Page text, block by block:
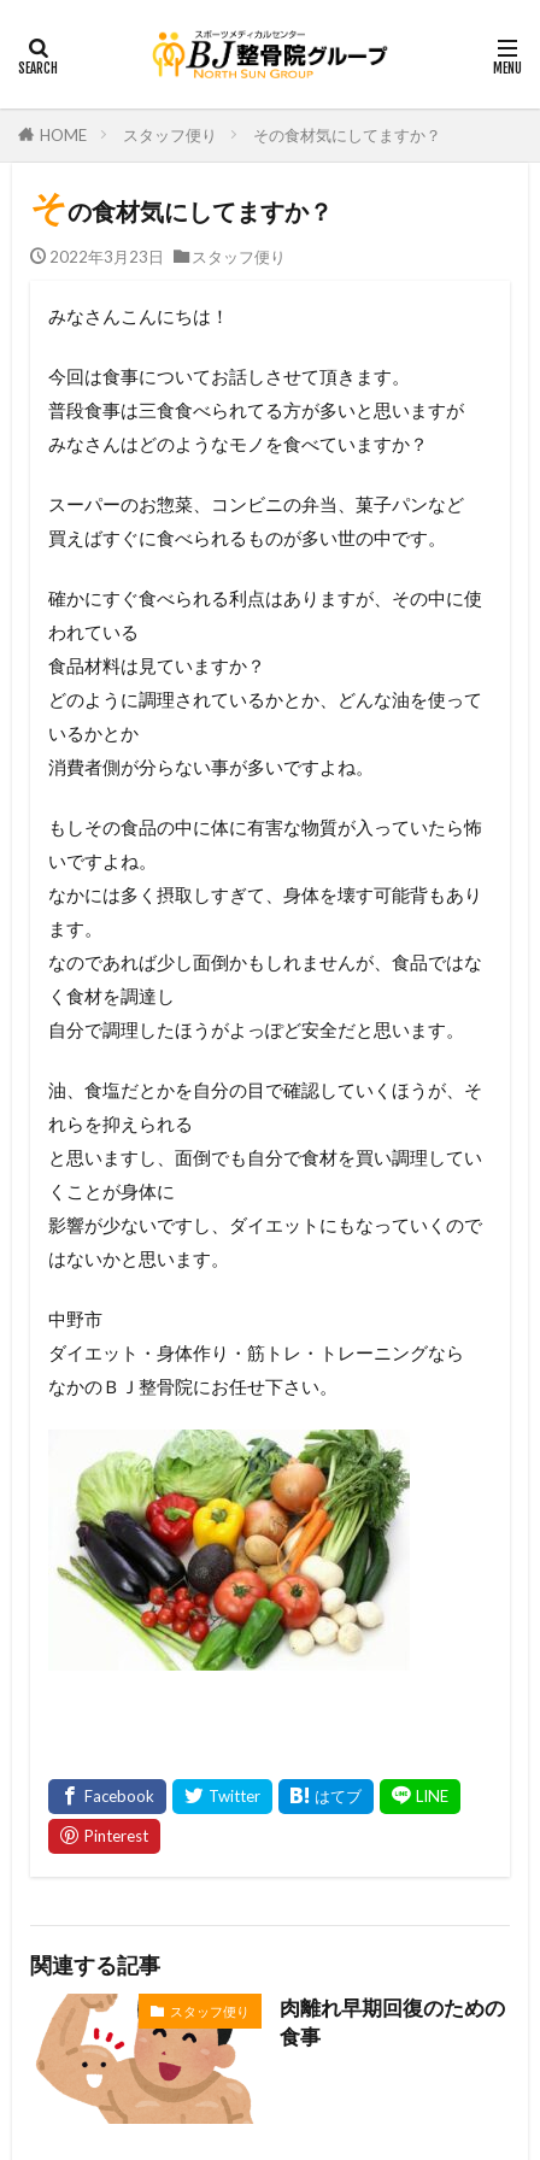
HOME スタッフ便り その食材気にしてますか？
その食材気にしてますか？
2022年3月23日 スタッフ便り
みなさんこんにちは！
今回は食事についてお話しさせて頂きます。
普段食事は三食食べられてる方が多いと思いますが
みなさんはどのようなモノを食べていますか？
スーパーのお惣菜、コンビニの弁当、菓子パンなど
買えばすぐに食べられるものが多い世の中です。
確かにすぐ食べられる利点はありますが、その中に使
われている
食品材料は見ていますか？
どのように調理されているかとか、どんな油を使って
いるかとか
消費者側が分らない事が多いですよね。
もしその食品の中に体に有害な物質が入っていたら怖
いですよね。
なかには多く摂取しすぎて、身体を壊す可能背もあり
ます。
なのであれば少し面倒かもしれませんが、食品ではな
く食材を調達し
自分で調理したほうがよっぽど安全だと思います。
油、食塩だとかを自分の目で確認していくほうが、そ
れらを抑えられる
と思いますし、面倒でも自分で食材を買い調理してい
くことが身体に
影響が少ないですし、ダイエットにもなっていくので
はないかと思います。
中野市
ダイエット・身体作り・筋トレ・トレーニングなら
なかのＢＪ整骨院にお任せ下さい。
関連する記事
スタッフ便り
肉離れ早期回復のための
食事